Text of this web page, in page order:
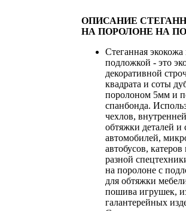
ОПИСАНИЕ
НА ПОРОЛОНЕ НА
Стеганная
подложкой - это
декоративной
квадрата и соты
поролоном 5мм и
спанбонда.
чехлов,
обтяжки деталей и
автомобилей,
автобусов,
разной
на поролоне с
для обтяжки
пошива игрушек,
галантерейных